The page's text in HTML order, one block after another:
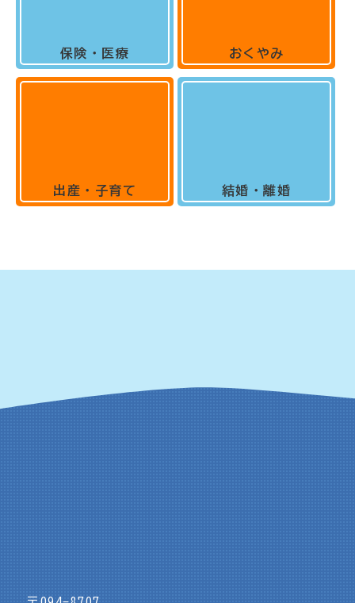
保険・医療
出産・子育て
おくやみ
結婚・離婚